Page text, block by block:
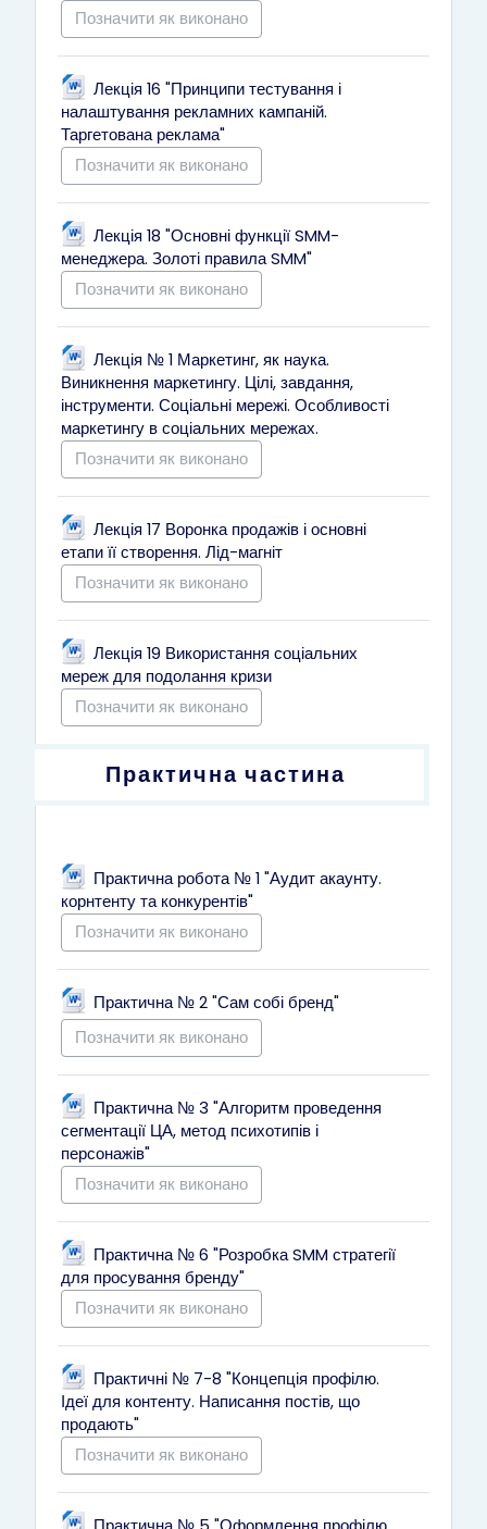
Позначити як виконано
Лекція 16 "Принципи тестування і
налаштування рекламних кампаній.
Таргетована реклама"Файл
Позначити як виконано
Лекція 18 "Основні функції SMM-
менеджера. Золоті правила SMM"Файл
Позначити як виконано
Лекція № 1 Маркетинг, як наука.
Виникнення маркетингу. Цілі, завдання,
інструменти. Соціальні мережі. Особливості
маркетингу в соціальних мережах.Файл
Позначити як виконано
Лекція 17 Воронка продажів і основні
етапи її створення. Лід-магнітФайл
Позначити як виконано
Лекція 19 Використання соціальних
мереж для подолання кризиФайл
Позначити як виконано
Практична частина
Практична робота № 1 "Аудит акаунту.
корнтенту та конкурентів"Файл
Позначити як виконано
Практична № 2 "Сам собі бренд"Файл
Позначити як виконано
Практична № 3 "Алгоритм проведення
сегментації ЦА, метод психотипів і
персонажів"Файл
Позначити як виконано
Практична № 6 "Розробка SMM стратегії
для просування бренду"Файл
Позначити як виконано
Практичні № 7-8 "Концепція профілю.
Ідеї для контенту. Написання постів, що
продають"Файл
Позначити як виконано